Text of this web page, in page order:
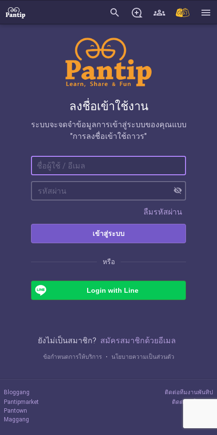
search menu
ลงชื่อเข้าใช้งาน
ระบบจะจดจำข้อมูลการเข้าสู่ระบบของคุณแบบ
"การลงชื่อเข้าใช้ถาวร"
visibility_off
ลืมรหัสผ่าน
เข้าสู่ระบบ
หรือ
Login with Line
ยังไม่เป็นสมาชิก? สมัครสมาชิกด้วยอีเมล
ข้อกำหนดการให้บริการ ・ นโยบายความเป็นส่วนตัว
Bloggang
Pantipmarket
Pantown
Maggang
ติดต่อทีมงานพันทิป
ติดต่อลงโฆษณา